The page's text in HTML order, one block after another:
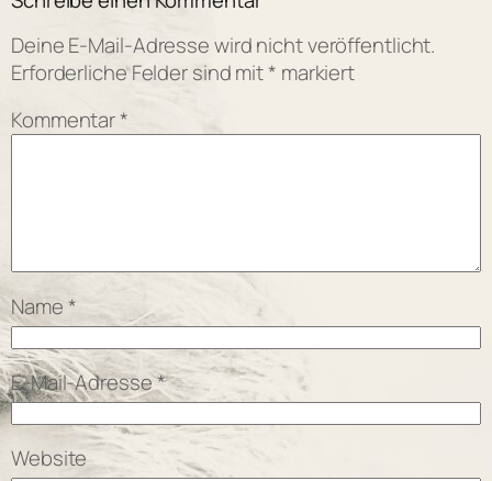
Deine E-Mail-Adresse wird nicht veröffentlicht.
Erforderliche Felder sind mit* markiert
Kommentar*
Name*
E-Mail-Adresse*
Website